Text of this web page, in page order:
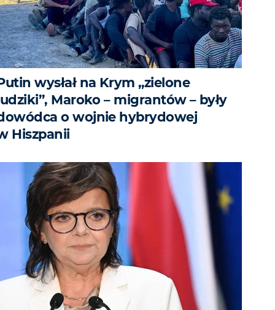
wysłał na Krym „zielone
Maroko – migrantów – były
o wojnie hybrydowej
Hiszpanii